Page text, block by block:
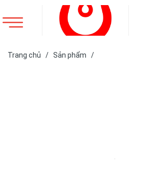
Trang chủ / Sản phẩm /